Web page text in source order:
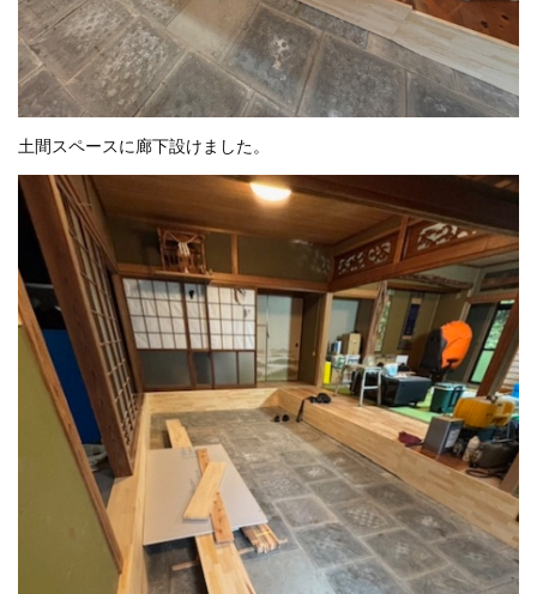
土間スペースに廊下設けました。